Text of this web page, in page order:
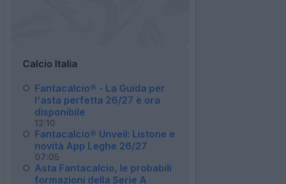
Calcio Italia
Fantacalcio® - La Guida per
l'asta perfetta 26/27 è ora
disponibile
12:10
Fantacalcio® Unveil: Listone e
novità App Leghe 26/27
07:05
Asta Fantacalcio, le probabili
formazioni della Serie A